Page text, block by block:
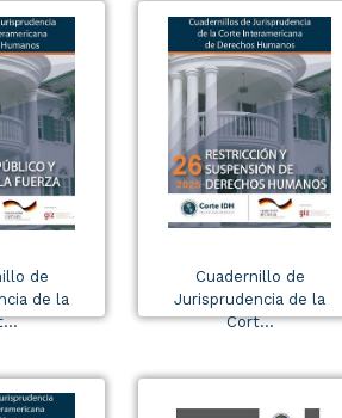
de
de la
Cuadernillo de
Jurisprudencia de la
Cort...